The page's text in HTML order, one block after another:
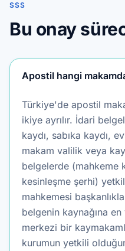
SSS
Bu onay
Apostil hangi
Türkiye'de apostil
ikiye ayrılır. İdari
kaydı, sabıka kaydı,
makam valilik veya
belgelerde (mahkeme
kesinleşme şerhi)
mahkemesi
belgenin kaynağına
merkezi bir
kurumun yetkili